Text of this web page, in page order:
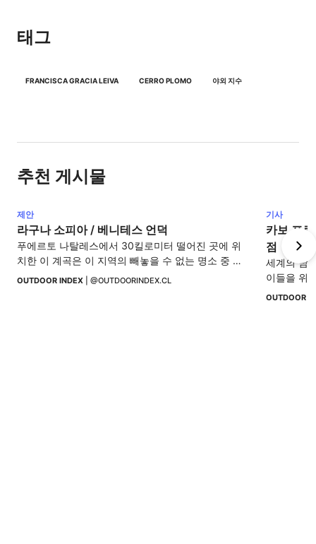
태그
FRANCISCA GRACIA LEIVA CERRO PLOMO 야외 지수
추천 게시물
제안
라구나 소피아 / 베니테스 언덕
푸에르토 나탈레스에서 30킬로미터 떨어진 곳에 위
치한 이 계곡은 이 지역의 빼놓을 수 없는 명소 중 하
나입니다.
OUTDOOR INDEX @OUTDOORINDEX.CL
기사
카보 프
점
세계의 남
이들을 위
OUTDOOR